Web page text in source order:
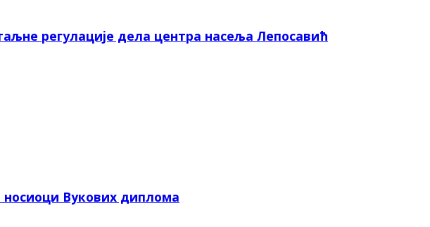
регулације дела центра насеља Лепосавић
носиоци Вукових диплома